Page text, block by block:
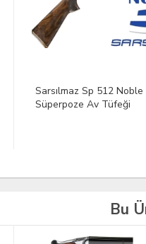
Sarsılmaz Sp 512 Trap
Av Tüfeği
Bu